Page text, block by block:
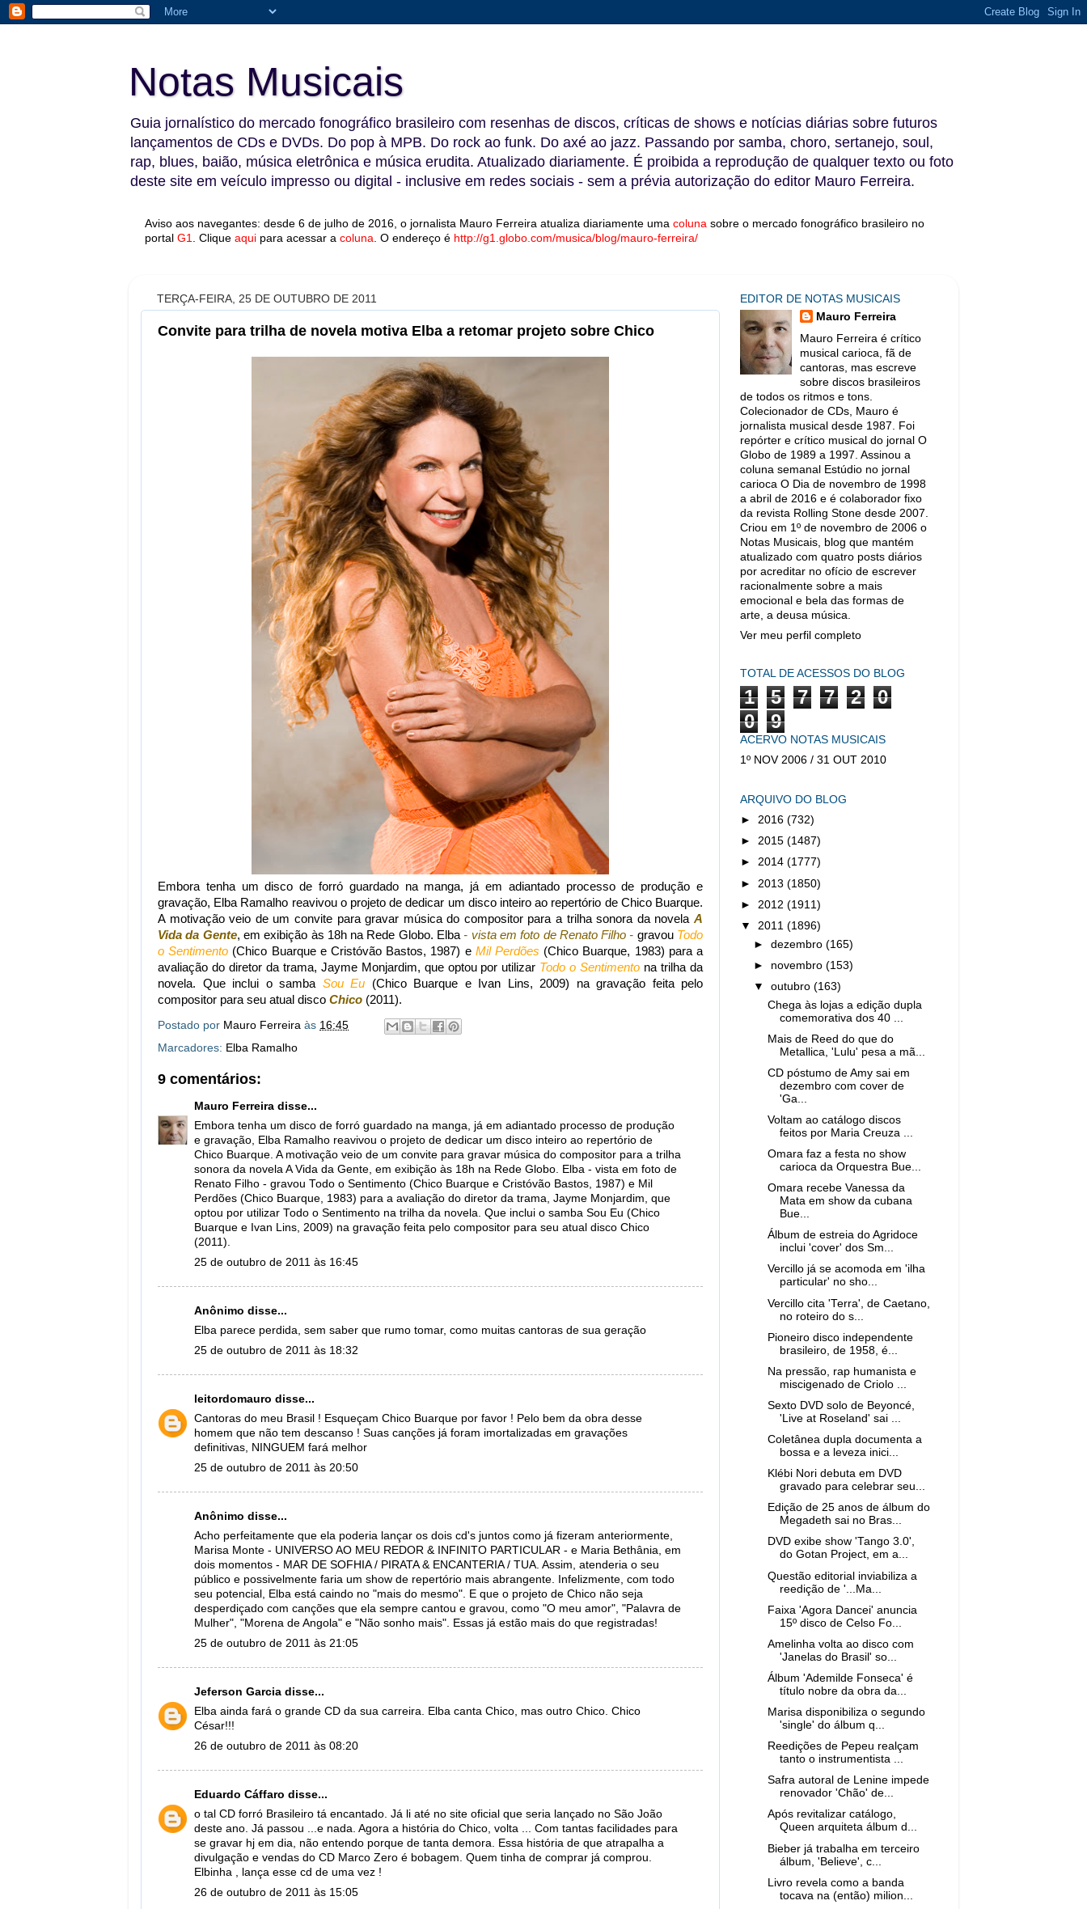
Notas Musicais
Guia jornalístico do mercado fonográfico brasileiro com resenhas de discos, críticas de shows e notícias diárias sobre futuros
lançamentos de CDs e DVDs. Do pop à MPB. Do rock ao funk. Do axé ao jazz. Passando por samba, choro, sertanejo, soul,
rap, blues, baião, música eletrônica e música erudita. Atualizado diariamente. É proibida a reprodução de qualquer texto ou foto
deste site em veículo impresso ou digital - inclusive em redes sociais - sem a prévia autorização do editor Mauro Ferreira.
Aviso aos navegantes: desde 6 de julho de 2016, o jornalista Mauro Ferreira atualiza diariamente uma coluna sobre o mercado fonográfico brasileiro no
portal G1 Clique aqui para acessar a coluna O endereço é http://g1.globo.com/musica/blog/mauro-ferreira/
TERÇA-FEIRA, 25 DE OUTUBRO DE 2011
Convite para trilha de novela motiva Elba a retomar projeto sobre Chico
Embora tenha um disco de forró guardado na manga, já em adiantado processo de produção e
gravação, Elba Ramalho reavivou o projeto de dedicar um disco inteiro ao repertório de Chico Buarque.
A motivação veio de um convite para gravar música do compositor para a trilha sonora da novela A
Vida da Gente, em exibição às 18h na Rede Globo. Elba- vista em foto de Renato Filho - gravou Todo
o Sentimento (Chico Buarque e Cristóvão Bastos, 1987) e Mil Perdões (Chico Buarque, 1983) para a
avaliação do diretor da trama, Jayme Monjardim, que optou por utilizar Todo o Sentimento na trilha da
novela. Que inclui o samba Sou Eu (Chico Buarque e Ivan Lins, 2009) na gravação feita pelo
compositor para seu atual disco Chico (2011).
Postado por Mauro Ferreira às 16:45
Marcadores: Elba Ramalho
9 comentários:
Mauro Ferreira disse...
Embora tenha um disco de forró guardado na manga, já em adiantado processo de produção
e gravação, Elba Ramalho reavivou o projeto de dedicar um disco inteiro ao repertório de
Chico Buarque. A motivação veio de um convite para gravar música do compositor para a trilha
sonora da novela A Vida da Gente, em exibição às 18h na Rede Globo. Elba - vista em foto de
Renato Filho - gravou Todo o Sentimento (Chico Buarque e Cristóvão Bastos, 1987) e Mil
Perdões (Chico Buarque, 1983) para a avaliação do diretor da trama, Jayme Monjardim, que
optou por utilizar Todo o Sentimento na trilha da novela. Que inclui o samba Sou Eu (Chico
Buarque e Ivan Lins, 2009) na gravação feita pelo compositor para seu atual disco Chico
(2011).
25 de outubro de 2011 às 16:45
Anônimo disse...
Elba parece perdida, sem saber que rumo tomar, como muitas cantoras de sua geração
25 de outubro de 2011 às 18:32
leitordomauro disse...
Cantoras do meu Brasil ! Esqueçam Chico Buarque por favor ! Pelo bem da obra desse
homem que não tem descanso ! Suas canções já foram imortalizadas em gravações
definitivas, NINGUEM fará melhor
25 de outubro de 2011 às 20:50
Anônimo disse...
Acho perfeitamente que ela poderia lançar os dois cd's juntos como já fizeram anteriormente,
Marisa Monte - UNIVERSO AO MEU REDOR & INFINITO PARTICULAR - e Maria Bethânia, em
dois momentos - MAR DE SOFHIA / PIRATA & ENCANTERIA / TUA. Assim, atenderia o seu
público e possivelmente faria um show de repertório mais abrangente. Infelizmente, com todo
seu potencial, Elba está caindo no "mais do mesmo". E que o projeto de Chico não seja
desperdiçado com canções que ela sempre cantou e gravou, como "O meu amor", "Palavra de
Mulher", "Morena de Angola" e "Não sonho mais". Essas já estão mais do que registradas!
25 de outubro de 2011 às 21:05
Jeferson Garcia disse...
Elba ainda fará o grande CD da sua carreira. Elba canta Chico, mas outro Chico. Chico
César!!!
26 de outubro de 2011 às 08:20
Eduardo Cáffaro disse...
o tal CD forró Brasileiro tá encantado. Já li até no site oficial que seria lançado no São João
deste ano. Já passou ...e nada. Agora a história do Chico, volta ... Com tantas facilidades para
se gravar hj em dia, não entendo porque de tanta demora. Essa história de que atrapalha a
divulgação e vendas do CD Marco Zero é bobagem. Quem tinha de comprar já comprou.
Elbinha , lança esse cd de uma vez !
26 de outubro de 2011 às 15:05
EDITOR DE NOTAS MUSICAIS
Mauro Ferreira
Mauro Ferreira é crítico
musical carioca, fã de
cantoras, mas escreve
sobre discos brasileiros
de todos os ritmos e tons.
Colecionador de CDs, Mauro é
jornalista musical desde 1987. Foi
repórter e crítico musical do jornal O
Globo de 1989 a 1997. Assinou a
coluna semanal Estúdio no jornal
carioca O Dia de novembro de 1998
a abril de 2016 e é colaborador fixo
da revista Rolling Stone desde 2007.
Criou em 1º de novembro de 2006 o
Notas Musicais, blog que mantém
atualizado com quatro posts diários
por acreditar no ofício de escrever
racionalmente sobre a mais
emocional e bela das formas de
arte, a deusa música.
Ver meu perfil completo
TOTAL DE ACESSOS DO BLOG
1 5 7 7 2
0
0
9
ACERVO NOTAS MUSICAIS
1º NOV 2006 / 31 OUT 2010
ARQUIVO DO BLOG
► 2016 (732)
► 2015 (1487)
► 2014 (1777)
► 2013 (1850)
► 2012 (1911)
▼ 2011 (1896)
►dezembro(165)
► novembro(153)
▼outubro(163)
Chega às lojas a edição dupla
comemorativa dos 40 ...
Mais de Reed do que do
Metallica, 'Lulu' pesa a mã...
CD póstumo de Amy sai em
dezembro com cover de
'Ga...
Voltam ao catálogo discos
feitos por Maria Creuza ...
Omara faz a festa no show
carioca da Orquestra Bue...
Omara recebe Vanessa da
Mata em show da cubana
Bue...
Álbum de estreia do Agridoce
inclui 'cover' dos Sm...
Vercillo já se acomoda em 'ilha
particular' no sho...
Vercillo cita 'Terra', de Caetano,
no roteiro do s...
Pioneiro disco independente
brasileiro, de 1958, é...
Na pressão, rap humanista e
miscigenado de Criolo ...
Sexto DVD solo de Beyoncé,
'Live at Roseland' sai ...
Coletânea dupla documenta a
bossa e a leveza inici...
Klébi Nori debuta em DVD
gravado para celebrar seu...
Edição de 25 anos de álbum do
Megadeth sai no Bras...
DVD exibe show 'Tango 3.0',
do Gotan Project, em a...
Questão editorial inviabiliza a
reedição de '...Ma...
Faixa 'Agora Dancei' anuncia
15º disco de Celso Fo...
Amelinha volta ao disco com
'Janelas do Brasil' so...
Álbum 'Ademilde Fonseca' é
título nobre da obra da...
Marisa disponibiliza o segundo
'single' do álbum q...
Reedições de Pepeu realçam
tanto o instrumentista ...
Safra autoral de Lenine impede
renovador 'Chão' de...
Após revitalizar catálogo,
Queen arquiteta álbum d...
Bieber já trabalha em terceiro
álbum, 'Believe', c...
Livro revela como a banda
tocava na (então) milion...